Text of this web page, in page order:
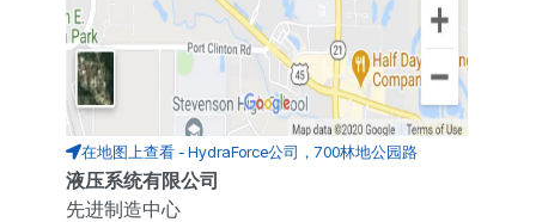
在地图上查看 - HydraForce公司，700林地公园路
液压系统有限公司
先进制造中心